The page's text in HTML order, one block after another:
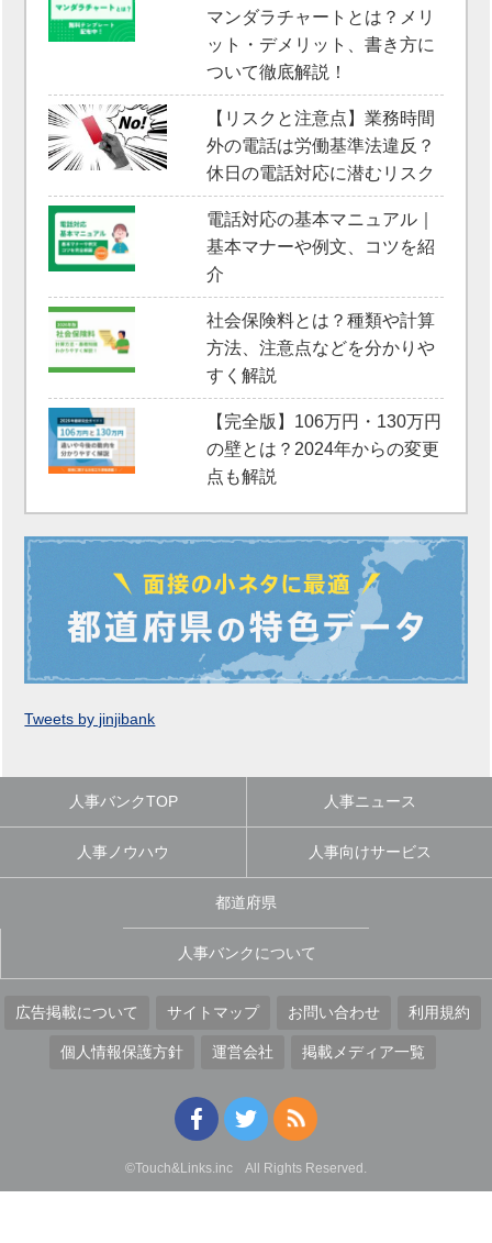
マンダラチャートとは？メリ
ット・デメリット、書き方に
ついて徹底解説！
【リスクと注意点】業務時間
外の電話は労働基準法違反？
休日の電話対応に潜むリスク
電話対応の基本マニュアル｜
基本マナーや例文、コツを紹
介
社会保険料とは？種類や計算
方法、注意点などを分かりや
すく解説
【完全版】106万円・130万円
の壁とは？2024年からの変更
点も解説
Tweets by jinjibank
人事バンクTOP 人事ニュース
人事ノウハウ 人事向けサービス
都道府県
人事バンクについて
広告掲載について サイトマップ お問い合わせ 利用規約
個人情報保護方針 運営会社 掲載メディア一覧
©Touch&Links.inc All Rights Reserved.